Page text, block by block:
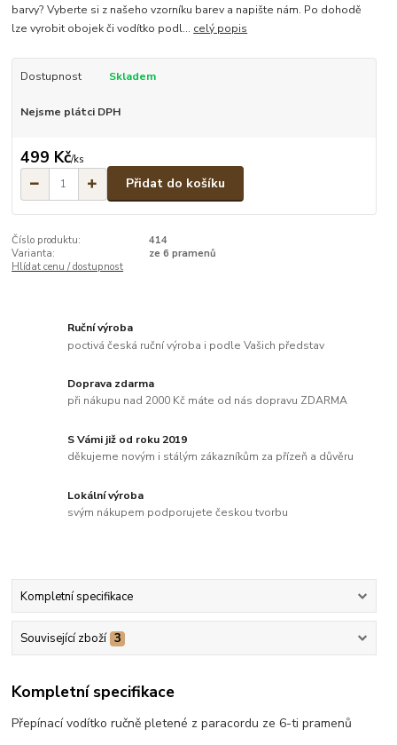
barvy? Vyberte si z našeho vzorníku barev a napište nám. Po dohodě
lze vyrobit obojek či vodítko podl... celý popis
Dostupnost Skladem
Nejsme plátci DPH
499 Kč/ks
Přidat do košíku
Číslo produktu:
414
Varianta:
ze 6 pramenů
Hlídat cenu / dostupnost
Ruční výroba
poctivá česká ruční výroba i podle Vašich představ
Doprava zdarma
při nákupu nad 2000 Kč máte od nás dopravu ZDARMA
S Vámi již od roku 2019
děkujeme novým i stálým zákazníkům za přízeň a důvěru
Lokální výroba
svým nákupem podporujete českou tvorbu
Kompletní specifikace
Související zboží 3
Kompletní specifikace
Přepínací vodítko ručně pletené z paracordu ze 6-ti pramenů